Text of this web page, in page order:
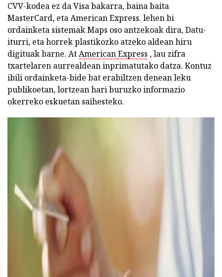
CVV-kodea ez da Visa bakarra, baina baita
MasterCard, eta American Express. lehen bi
ordainketa sistemak Maps oso antzekoak dira, Datu-
iturri, eta horrek plastikozko atzeko aldean hiru
digituak barne. AtAmerican Express , lau zifra
txartelaren aurrealdean inprimatutako datza. Kontuz
ibili ordainketa-bide bat erabiltzen denean leku
publikoetan, lortzean hari buruzko informazio
okerreko eskuetan saihesteko.